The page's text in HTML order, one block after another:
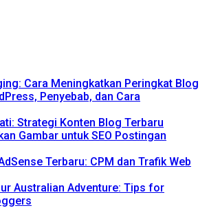
Cara Meningkatkan Peringkat Blog
Penyebab, dan Cara
Strategi Konten Blog Terbaru
Gambar untuk SEO Postingan
Terbaru: CPM dan Trafik Web
Australian Adventure: Tips for